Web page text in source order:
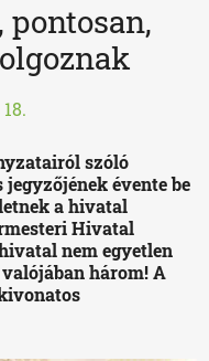
pontosan,
szóló
évente be
a hivatal
Hivatal
nem egyetlen
három! A